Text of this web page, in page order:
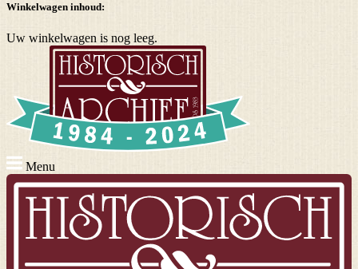
Winkelwagen inhoud:
Uw winkelwagen is nog leeg.
Menu